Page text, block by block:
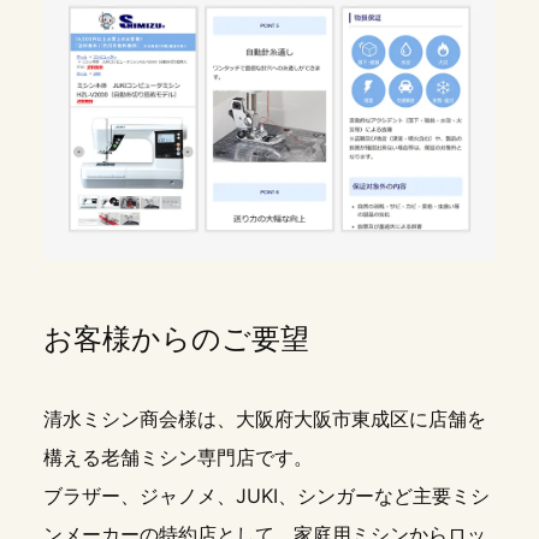
お客様からのご要望
清水ミシン商会様は、大阪府大阪市東成区に店舗を
構える老舗ミシン専門店です。
ブラザー、ジャノメ、JUKI、シンガーなど主要ミシ
ンメーカーの特約店として、家庭用ミシンからロッ